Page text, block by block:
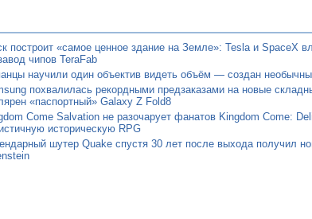
построит «самое ценное здание на Земле»: Tesla и SpaceX
чипов TeraFab
научили один объектив видеть объём — создан
похвалилась рекордными предзаказами на новые
«паспортный» Galaxy Z Fold8
Come Salvation не разочарует фанатов Kingdom Come:
историческую RPG
шутер Quake спустя 30 лет после выхода получил